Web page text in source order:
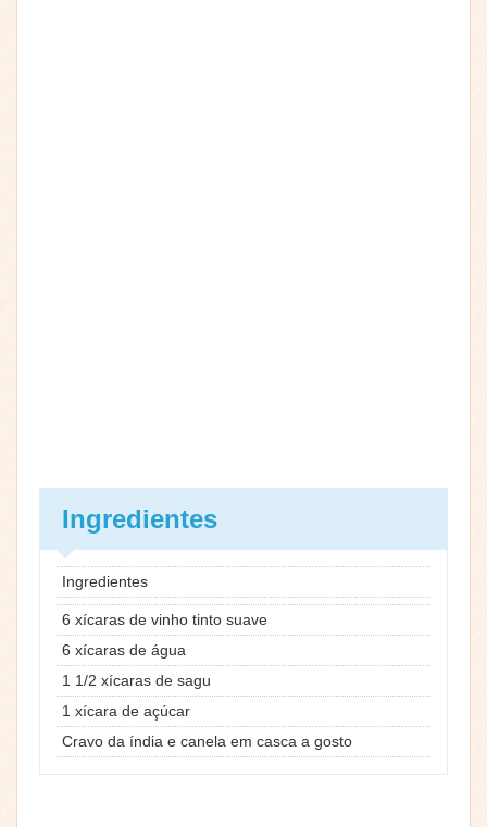
Ingredientes
Ingredientes
6 xícaras de vinho tinto suave
6 xícaras de água
1 1/2 xícaras de sagu
1 xícara de açúcar
Cravo da índia e canela em casca a gosto